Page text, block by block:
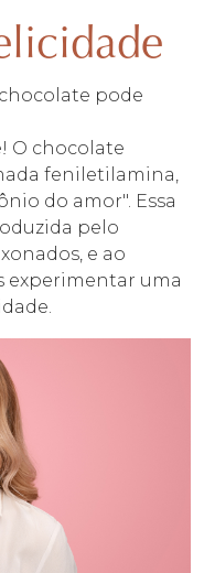
pode
O chocolate
feniletilamina,
do amor". Essa
pelo
e ao
experimentar uma